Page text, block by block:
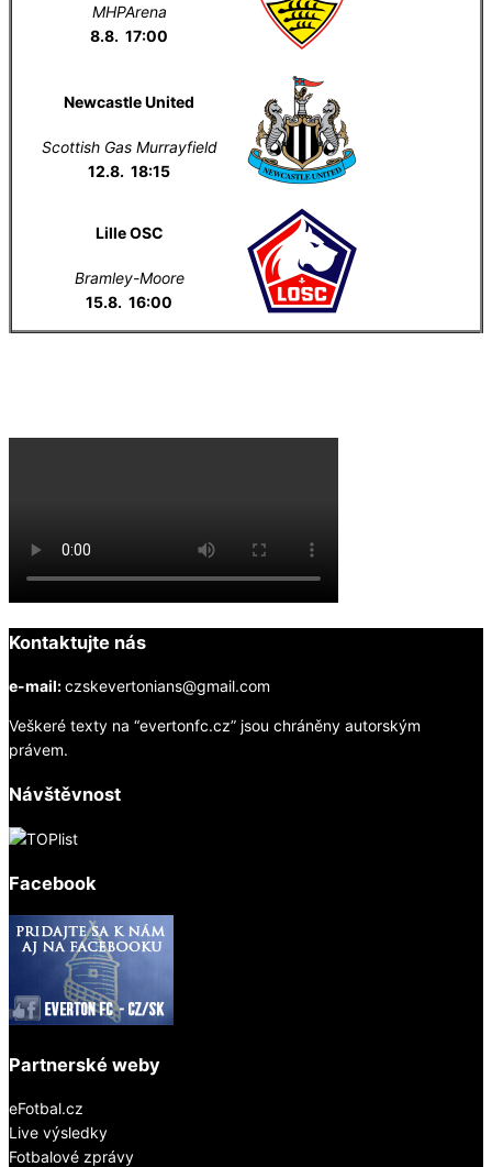
MHPArena
8.8. 17:00
Newcastle United
Scottish Gas Murrayfield
12.8. 18:15
Lille OSC
Bramley-Moore
15.8. 16:00
Kontaktujte nás
e-mail:czskevertonians@gmail.com
Veškeré texty na “evertonfc.cz” jsou chráněny autorským
právem.
Návštěvnost
Facebook
Partnerské weby
eFotbal.cz
Live výsledky
Fotbalové zprávy